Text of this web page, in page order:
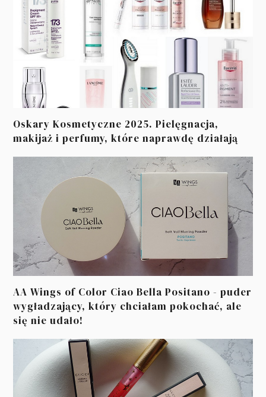
Oskary Kosmetyczne 2025. Pielęgnacja,
makijaż i perfumy, które naprawdę działają
AA Wings of Color Ciao Bella Positano - puder
wygładzający, który chciałam pokochać, ale
się nie udało!